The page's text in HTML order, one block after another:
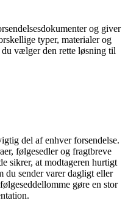
og giver
typer, materialer og
vælger den rette løsning til
del af enhver forsendelse.
følgesedler og fragtbreve
sikrer, at modtageren hurtigt
du sender varer dagligt eller
gøre en stor